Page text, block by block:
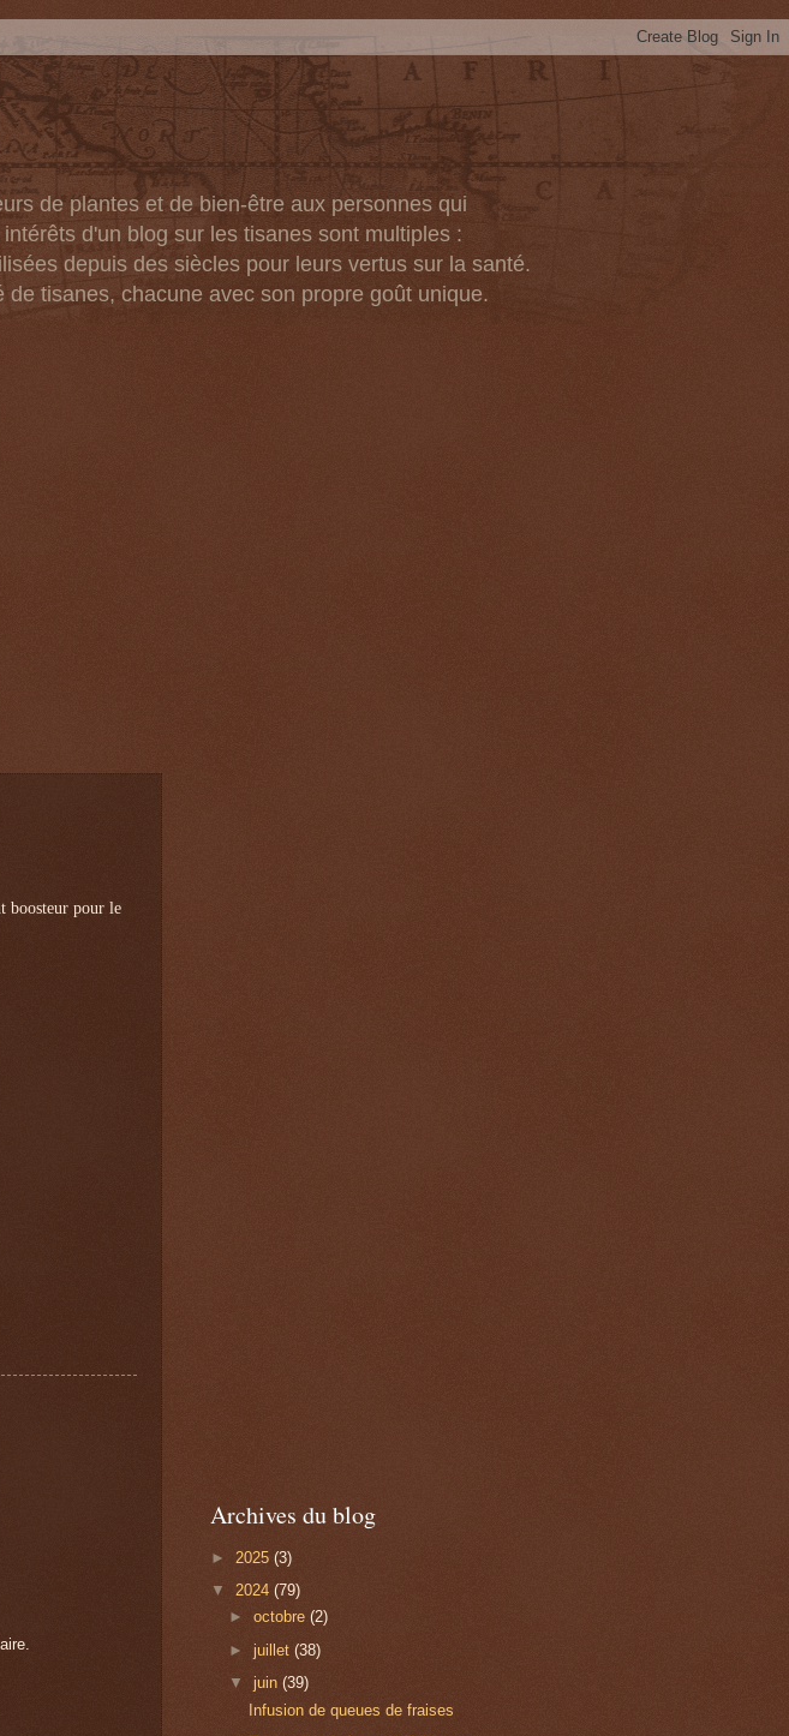
de plantes et de bien-être aux personnes qui
d'un blog sur les tisanes sont multiples :
depuis des siècles pour leurs vertus sur la santé.
tisanes, chacune avec son propre goût unique.
boosteur pour le
Archives du blog
► 2025 (3)
▼ 2024 (79)
►octobre(2)
► juillet(38)
▼juin(39)
Infusion de queues de fraises